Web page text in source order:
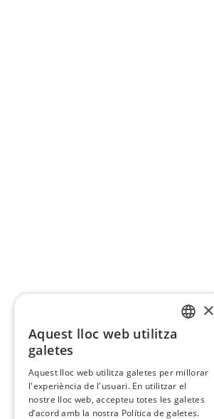
×
Aquest lloc web utilitza
galetes
Aquest lloc web utilitza galetes per millorar
l'experiència de l'usuari. En utilitzar el
nostre lloc web, accepteu totes les galetes
d’acord amb la nostra Política de galetes.